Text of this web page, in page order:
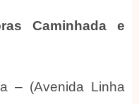
Caminhada e
– (Avenida Linha